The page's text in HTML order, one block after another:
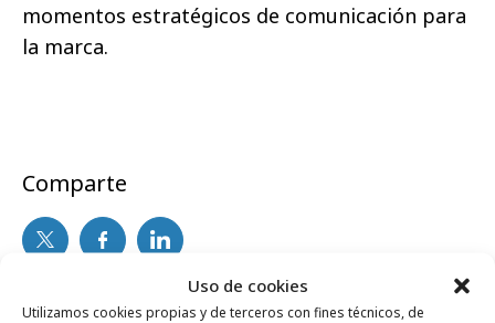
Uso de cookies
Utilizamos cookies propias y de terceros con fines técnicos, de
momentos estratégicos de comunicación para
la marca.
Comparte